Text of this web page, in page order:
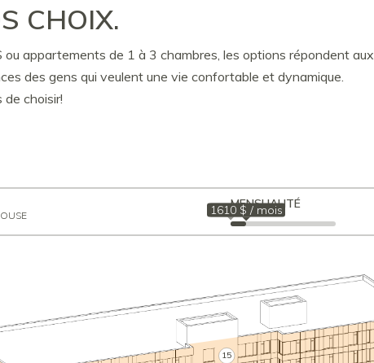
CHOIX.
ou appartements de 1 à 3 chambres, les options répondent aux
des gens qui veulent une vie confortable et dynamique.
de choisir!
MENSUALITÉ
1010 $
1610 $ / mois
15